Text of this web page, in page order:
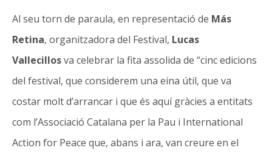
Al seu torn de paraula, en representació de Más
Retina, organitzadora del Festival, Lucas
Vallecillosva celebrar la fita assolida de “cinc edicions
del festival, que considerem una eina útil, que va
costar molt d’arrancar i que és aquí gràcies a entitats
com l’Associació Catalana per la Pau i International
Action for Peace que, abans i ara, van creure en el